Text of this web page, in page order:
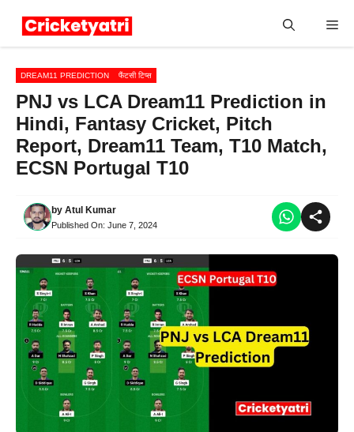
DREAM11 PREDICTION फैंटसी टिप्स
PNJ vs LCA Dream11 Prediction in
Hindi, Fantasy Cricket, Pitch
Report, Dream11 Team, T10 Match,
ECSN Portugal T10
by Atul Kumar
Published On: June 7, 2024